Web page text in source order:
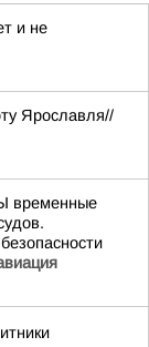
и не
Ярославля//
временные